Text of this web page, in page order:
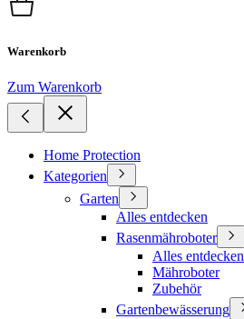
Warenkorb
Zum Warenkorb
Home Protection
Kategorien
Garten
Alles entdecken
Rasenmähroboter
Alles entdecken
Mähroboter
Zubehör
Gartenbewässerung